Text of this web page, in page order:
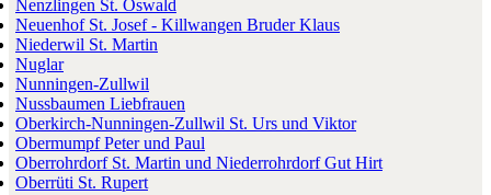
Nenzlingen St. Oswald
Neuenhof St. Josef - Killwangen Bruder Klaus
Niederwil St. Martin
Nuglar
Nunningen-Zullwil
Nussbaumen Liebfrauen
Oberkirch-Nunningen-Zullwil St. Urs und Viktor
Obermumpf Peter und Paul
Oberrohrdorf St. Martin und Niederrohrdorf Gut Hirt
Oberrüti St. Rupert